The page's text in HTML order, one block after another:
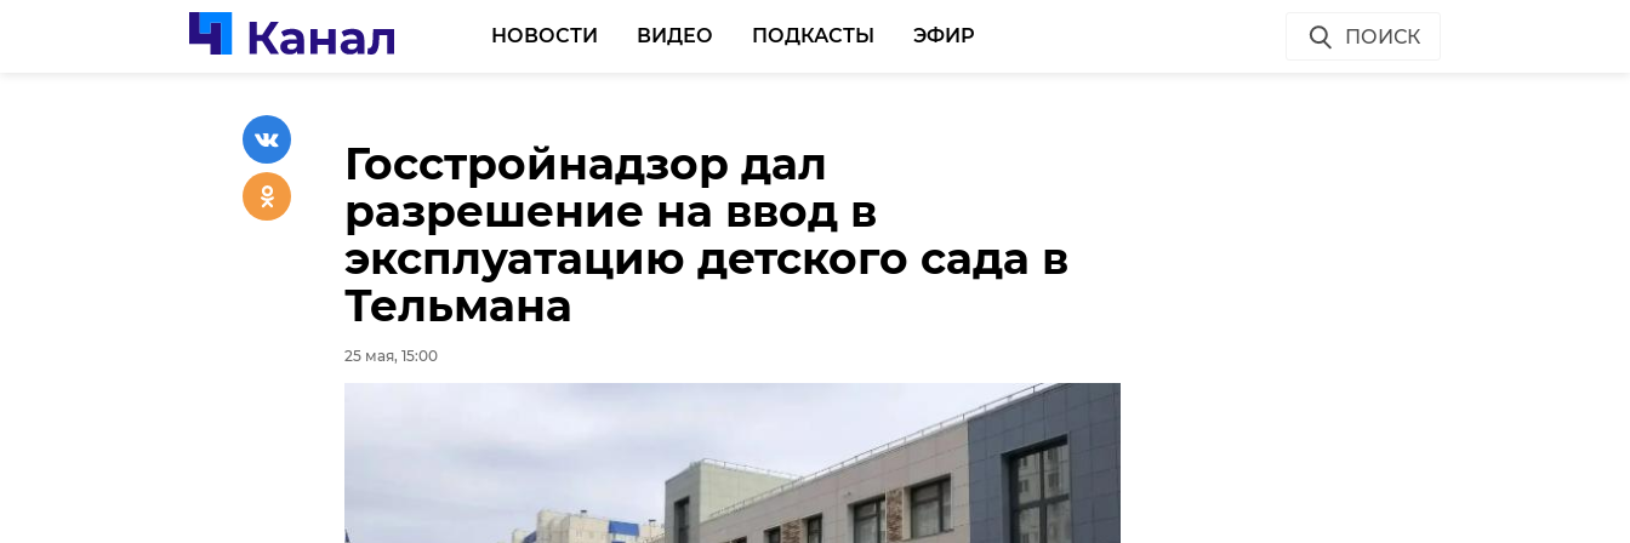
НОВОСТИ ВИДЕО ПОДКАСТЫ ЭФИР ПОИСК
Госстройнадзор дал
разрешение на ввод в
эксплуатацию детского сада в
Тельмана
25 мая, 15:00
На Арсенальной набережной в
Петербурге разогнавшийся
Porsche Taycan спровоцировал
массовое ДТП
25 мая, 15:01